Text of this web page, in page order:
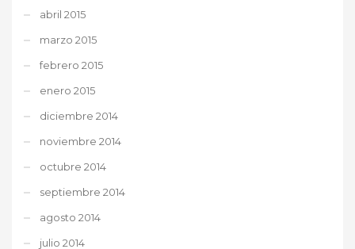
abril 2015
marzo 2015
febrero 2015
enero 2015
diciembre 2014
noviembre 2014
octubre 2014
septiembre 2014
agosto 2014
julio 2014